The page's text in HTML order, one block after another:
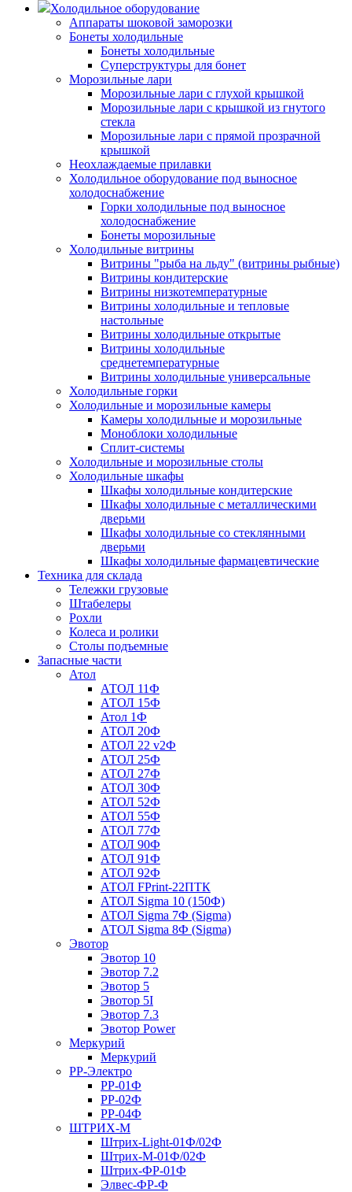
Холодильное оборудование
Аппараты шоковой заморозки
Бонеты холодильные
Бонеты холодильные
Суперструктуры для бонет
Морозильные лари
Морозильные лари с глухой крышкой
Морозильные лари с крышкой из гнутого
стекла
Морозильные лари с прямой прозрачной
крышкой
Неохлаждаемые прилавки
Холодильное оборудование под выносное
холодоснабжение
Горки холодильные под выносное
холодоснабжение
Бонеты морозильные
Холодильные витрины
Витрины "рыба на льду" (витрины рыбные)
Витрины кондитерские
Витрины низкотемпературные
Витрины холодильные и тепловые
настольные
Витрины холодильные открытые
Витрины холодильные
среднетемпературные
Витрины холодильные универсальные
Холодильные горки
Холодильные и морозильные камеры
Камеры холодильные и морозильные
Моноблоки холодильные
Сплит-системы
Холодильные и морозильные столы
Холодильные шкафы
Шкафы холодильные кондитерские
Шкафы холодильные с металлическими
дверьми
Шкафы холодильные со стеклянными
дверьми
Шкафы холодильные фармацевтические
Техника для склада
Тележки грузовые
Штабелеры
Рохли
Колеса и ролики
Столы подъемные
Запасные части
Атол
АТОЛ 11Ф
АТОЛ 15Ф
Атол 1Ф
АТОЛ 20Ф
АТОЛ 22 v2Ф
АТОЛ 25Ф
АТОЛ 27Ф
АТОЛ 30Ф
АТОЛ 52Ф
АТОЛ 55Ф
АТОЛ 77Ф
АТОЛ 90Ф
АТОЛ 91Ф
АТОЛ 92Ф
АТОЛ FPrint-22ПТК
АТОЛ Sigma 10 (150Ф)
АТОЛ Sigma 7Ф (Sigma)
АТОЛ Sigma 8Ф (Sigma)
Эвотор
Эвотор 10
Эвотор 7.2
Эвотор 5
Эвотор 5I
Эвотор 7.3
Эвотор Power
Меркурий
Меркурий
РР-Электро
РР-01Ф
РР-02Ф
РР-04Ф
ШТРИХ-М
Штрих-Light-01Ф/02Ф
Штрих-М-01Ф/02Ф
Штрих-ФР-01Ф
Элвес-ФР-Ф